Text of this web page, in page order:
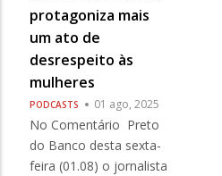
protagoniza mais
um ato de
desrespeito às
mulheres
PODCASTS 01 ago, 2025
No Comentário Preto
do Banco desta sexta-
feira (01.08) o jornalista